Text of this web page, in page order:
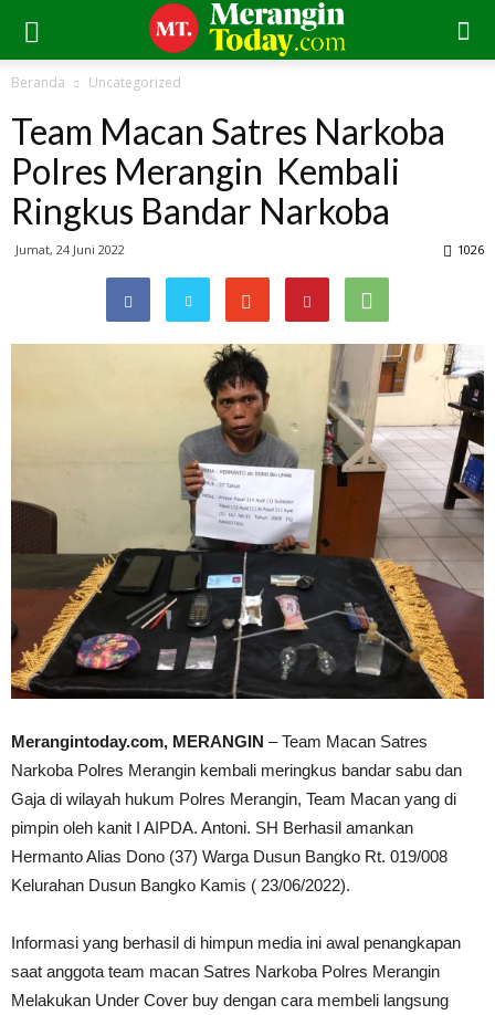
Beranda Uncategorized
Team Macan Satres Narkoba
Polres Merangin Kembali
Ringkus Bandar Narkoba
Jumat, 24 Juni 2022 1026
Merangintoday.com, MERANGIN – Team Macan Satres
Narkoba Polres Merangin kembali meringkus bandar sabu dan
Gaja di wilayah hukum Polres Merangin, Team Macan yang di
pimpin oleh kanit I AIPDA. Antoni. SH Berhasil amankan
Hermanto Alias Dono (37) Warga Dusun Bangko Rt. 019/008
Kelurahan Dusun Bangko Kamis ( 23/06/2022).
Informasi yang berhasil di himpun media ini awal penangkapan
saat anggota team macan Satres Narkoba Polres Merangin
Melakukan Under Cover buy dengan cara membeli langsung